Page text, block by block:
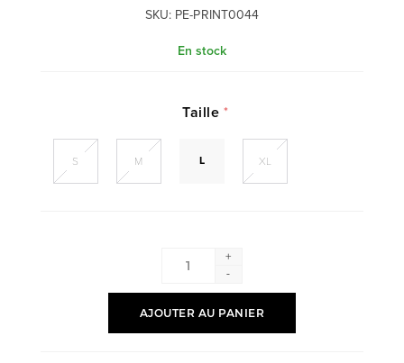
SKU: PE-PRINT0044
En stock
Taille *
S M L XL
+
-
AJOUTER AU PANIER